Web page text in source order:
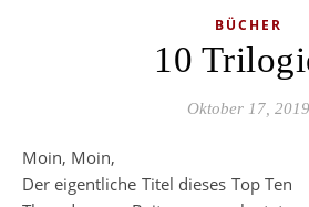
BÜCHER
10
Oktober 17, 2019
Moin, Moin,
Der eigentliche Titel dieses Top Ten